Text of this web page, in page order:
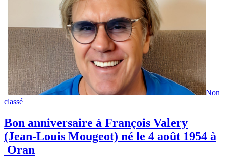
Non
classé
Bon anniversaire à François Valery
(Jean-Louis Mougeot) né le 4 août 1954 à
Oran